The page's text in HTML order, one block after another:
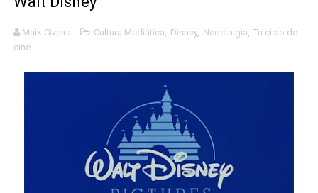
Llévenmelo fuchachos: El adiós a 'THE BOYS'
Mario: La epopeya del fontanero - Parte II
Mario: La epopeya del fontanero - Parte I
Maik Civeira Cultura Mediática, Disney, Neostalgia, Tu ciclo de
cine